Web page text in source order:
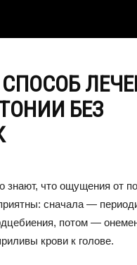
БЕЗ
знают, что ощущения от
сначала —
потом —
крови к голове.